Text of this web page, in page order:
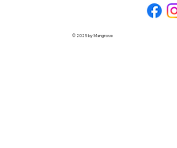
© 2025 by Mangrove